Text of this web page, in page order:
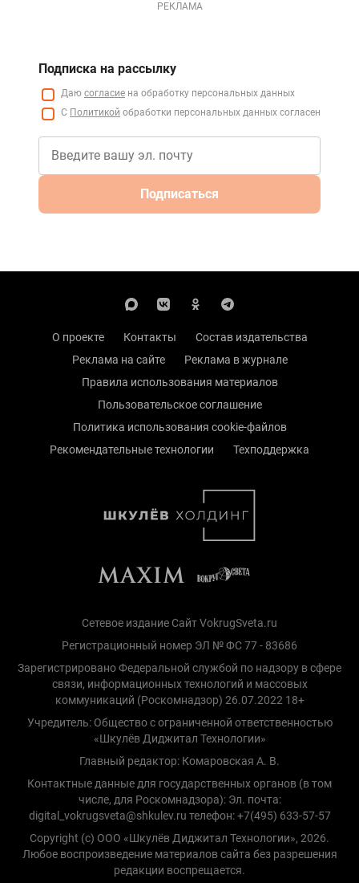
РЕКЛАМА
Подписка на рассылку
Даю согласие на обработку персональных данных
С Политикой обработки персональных данных согласен
Подписаться
О проекте Контакты
Состав издательства
Реклама на сайте
Реклама в журнале
Правила использования материалов
Пользовательское соглашение
Политика использования cookie-файлов
Рекомендательные технологии
Техподдержка
Сетевое издание Сайт VokrugSveta.ru
Регистрационный номер ЭЛ № ФС 77 - 83686
Зарегистрировано Федеральной службой по надзору в сфере
связи, информационных технологий и массовых
коммуникаций (Роскомнадзор) 26.07.2022 18+
Учредитель: Общество с ограниченной ответственностью
«Шкулёв Диджитал Технологии»
Главный редактор: Комаровская А. В.
Контактные данные для государственных органов (в том
числе, для Роскомнадзора): Эл. почта:
digital_vokrugsveta@shkulev.ru телефон: +7(495) 633-57-57
Copyright (с) ООО «Шкулёв Диджитал Технологии», 2026.
Любое воспроизведение материалов сайта без разрешения
редакции воспрещается.